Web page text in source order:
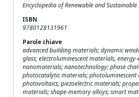
Encyclopedia of Renewable and
ISBN
9780128131961
Parole chiave
advanced building materials; dynamic
glass; electroluminescent materials,
nanomaterials; nanotechnology; phase
photocatalytic materials; photoluminescent
photovoltaics; piezoelectric materials;
materials; shape-memory alloys; smart